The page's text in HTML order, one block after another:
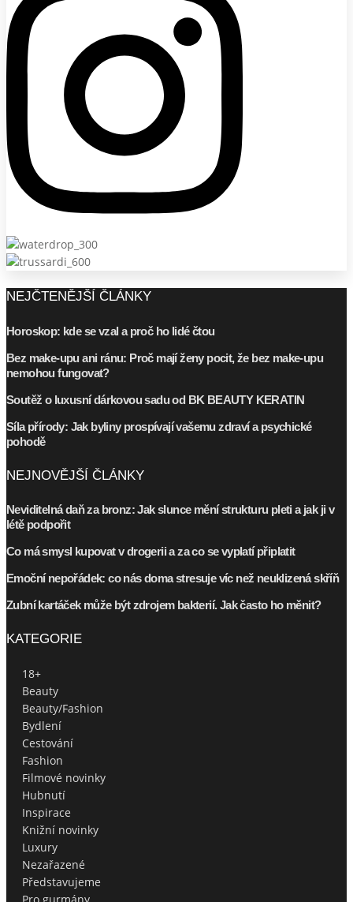
NEJČTENĚJŠÍ ČLÁNKY
Horoskop: kde se vzal a proč ho lidé čtou
Bez make-upu ani ránu: Proč mají ženy pocit, že bez make-upu
nemohou fungovat?
Soutěž o luxusní dárkovou sadu od BK BEAUTY KERATIN
Síla přírody: Jak byliny prospívají vašemu zdraví a psychické
pohodě
NEJNOVĚJŠÍ ČLÁNKY
Neviditelná daň za bronz: Jak slunce mění strukturu pleti a jak ji v
létě podpořit
Co má smysl kupovat v drogerii a za co se vyplatí připlatit
Emoční nepořádek: co nás doma stresuje víc než neuklizená skříň
Zubní kartáček může být zdrojem bakterií. Jak často ho měnit?
KATEGORIE
18+
Beauty
Beauty/Fashion
Bydlení
Cestování
Fashion
Filmové novinky
Hubnutí
Inspirace
Knižní novinky
Luxury
Nezařazené
Představujeme